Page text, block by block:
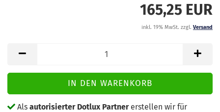
165,25 EUR
inkl. 19% MwSt. zzgl. Versand
Als autorisierter Dotlux Partnererstellen wir für